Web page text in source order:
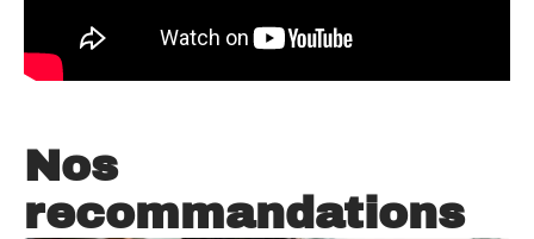
Nos
recommandations